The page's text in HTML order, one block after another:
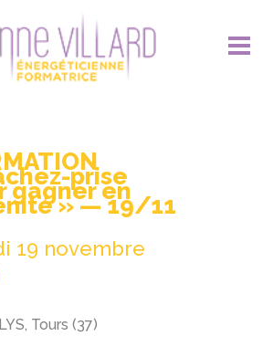
prise
gagner en
» — 19/11
19 novembre
Tours (37)